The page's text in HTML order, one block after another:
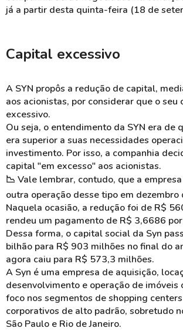
já a partir desta quinta-feira (18 de
Capital excessivo
A SYN propôs a redução de capital,
aos acionistas, por considerar que o seu
excessivo.
Ou seja, o entendimento da SYN era de
era superior a suas necessidades
investimento. Por isso, a companhia
capital "em excesso" aos acionistas.
📉 Vale lembrar, contudo, que a
outra operação desse tipo em dezembro
Naquela ocasião, a redução foi de R$
rendeu um pagamento de R$ 3,6686
Dessa forma, o capital social da Syn
bilhão para R$ 903 milhões no final do
agora caiu para R$ 573,3 milhões.
A Syn é uma empresa de aquisição,
desenvolvimento e operação de imóveis
foco nos segmentos de shopping
corporativos de alto padrão, sobretudo
São Paulo e Rio de Janeiro.